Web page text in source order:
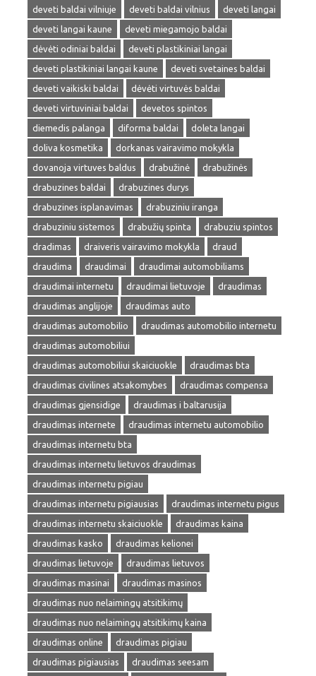
deveti baldai vilniuje deveti baldai vilnius
deveti langai
deveti langai kaune
deveti miegamojo baldai
dėvėti odiniai baldai
deveti plastikiniai langai
deveti plastikiniai langai kaune
deveti svetaines baldai
deveti vaikiski baldai
dėvėti virtuvės baldai
deveti virtuviniai baldai
devetos spintos
diemedis palanga
diforma baldai
doleta langai
doliva kosmetika
dorkanas vairavimo mokykla
dovanoja virtuves baldus
drabužinė
drabužinės
drabuzines baldai
drabuzines durys
drabuzines isplanavimas
drabuziniu iranga
drabuziniu sistemos
drabužių spinta
drabuziu spintos
dradimas
draiveris vairavimo mokykla
draud
draudima
draudimai
draudimai automobiliams
draudimai internetu
draudimai lietuvoje
draudimas
draudimas anglijoje
draudimas auto
draudimas automobilio
draudimas automobilio internetu
draudimas automobiliui
draudimas automobiliui skaiciuokle
draudimas bta
draudimas civilines atsakomybes
draudimas compensa
draudimas gjensidige
draudimas i baltarusija
draudimas internete
draudimas internetu automobilio
draudimas internetu bta
draudimas internetu lietuvos draudimas
draudimas internetu pigiau
draudimas internetu pigiausias
draudimas internetu pigus
draudimas internetu skaiciuokle
draudimas kaina
draudimas kasko
draudimas kelionei
draudimas lietuvoje
draudimas lietuvos
draudimas masinai
draudimas masinos
draudimas nuo nelaimingų atsitikimų
draudimas nuo nelaimingų atsitikimų kaina
draudimas online
draudimas pigiau
draudimas pigiausias
draudimas seesam